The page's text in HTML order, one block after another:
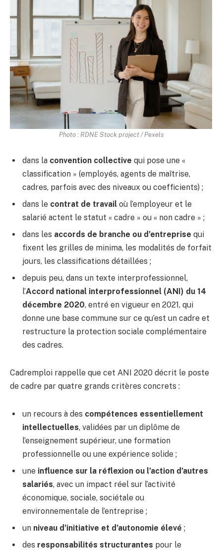
Photo : RDNE Stock project / Pexels
dans la convention collective qui pose une «
classification » (employés, agents de maîtrise,
cadres, parfois avec des niveaux ou coefficients) ;
dans le contrat de travail où l’employeur et le
salarié actent le statut « cadre » ou « non cadre » ;
dans les accords de branche ou d’entreprise qui
fixent les grilles de minima, les modalités de forfait
jours, les classifications détaillées ;
depuis peu, dans un texte interprofessionnel,
l’Accord national interprofessionnel (ANI) du 14
décembre 2020, entré en vigueur en 2021, qui
donne une base commune sur ce qu’est un cadre et
restructure la protection sociale complémentaire
des cadres.
Cadremploi rappelle que cet ANI 2020 décrit le poste
de cadre par quatre grands critères concrets :
un recours à des compétences essentiellement
intellectuelles, validées par un diplôme de
l’enseignement supérieur, une formation
professionnelle ou une expérience solide ;
une influence sur la réflexion ou l’action d’autres
salariés, avec un impact réel sur l’activité
économique, sociale, sociétale ou
environnementale de l’entreprise ;
un niveau d’initiative et d’autonomie élevé ;
des responsabilités structurantes pour le